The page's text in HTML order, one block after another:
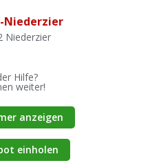
Niederzier
Niederzier
Hilfe?
weiter!
anzeigen
einholen